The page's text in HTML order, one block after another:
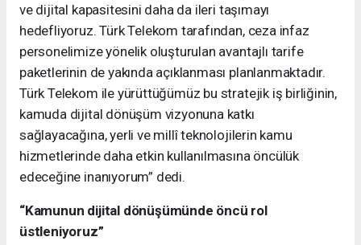
ve dijital kapasitesini daha da ileri taşımayı
hedefliyoruz. Türk Telekom tarafından, ceza infaz
personelimize yönelik oluşturulan avantajlı tarife
paketlerinin de yakında açıklanması planlanmaktadır.
Türk Telekom ile yürüttüğümüz bu stratejik iş birliğinin,
kamuda dijital dönüşüm vizyonuna katkı
sağlayacağına, yerli ve millî teknolojilerin kamu
hizmetlerinde daha etkin kullanılmasına öncülük
edeceğine inanıyorum” dedi.
“Kamunun dijital dönüşümünde öncü rol
üstleniyoruz”